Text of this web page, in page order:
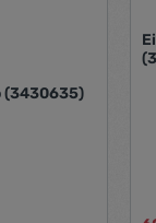
(3430635)